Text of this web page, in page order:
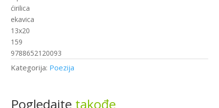
ćirilica
ekavica
13x20
159
9788652120093
Kategorija: Poezija
Pogledajte takođe